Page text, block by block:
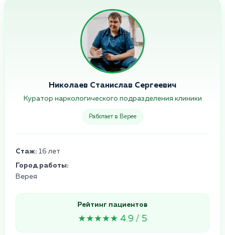
Николаев Станислав Сергеевич
Куратор наркологического подразделения клиники
Работает в Верее
Стаж: 16 лет
Город работы:
Верея
Рейтинг пациентов
★★★★★ 4.9 / 5